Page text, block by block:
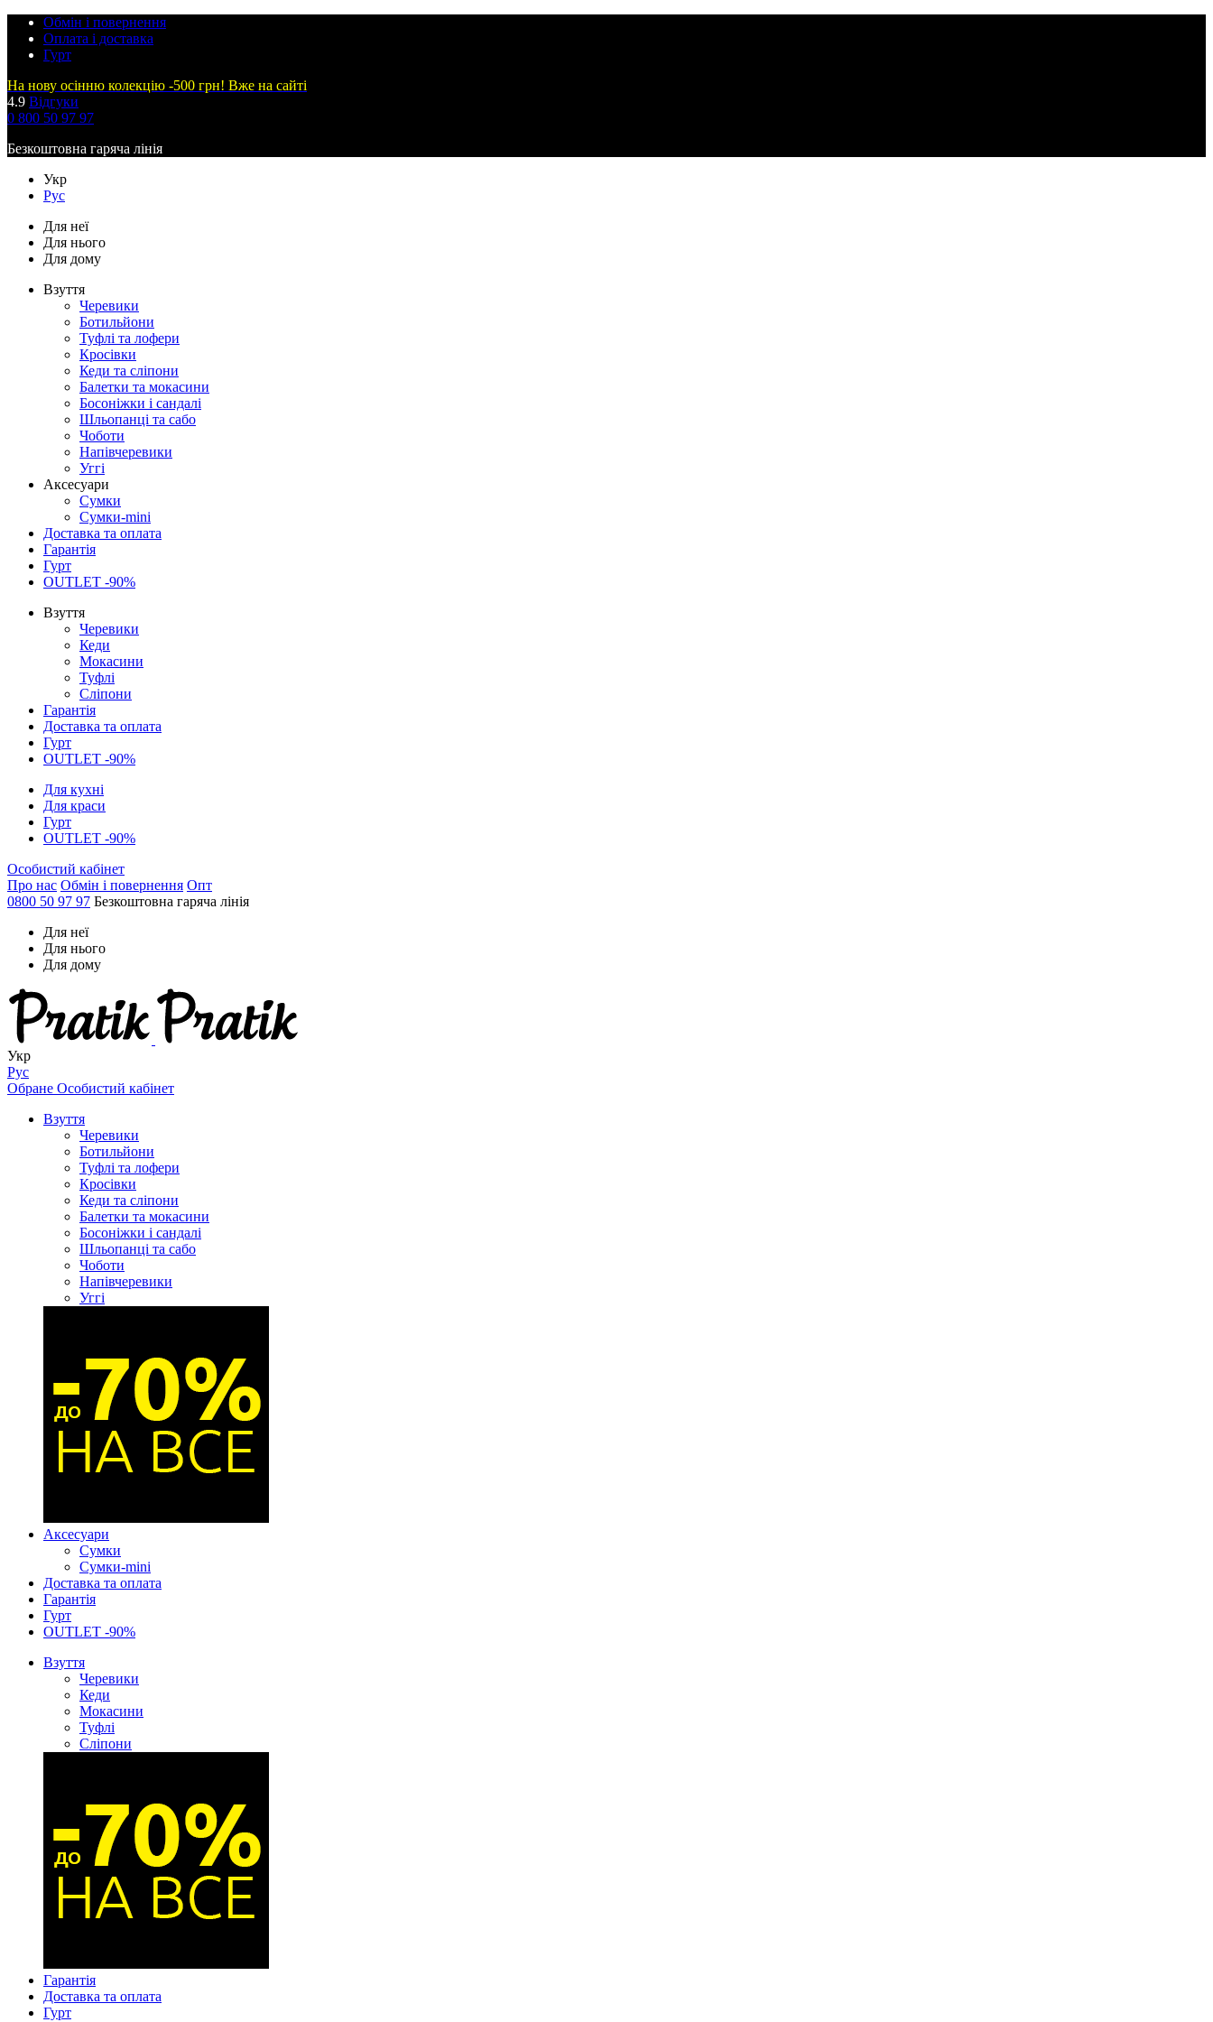
Обмін і повернення
Оплата і доставка
Гурт
На нову осінню колекцію -500 грн! Вже на сайті
4.9 Відгуки
0 800 50 97 97
Безкоштовна гаряча лінія
Укр
Рус
Для неї
Для нього
Для дому
Взуття
Черевики
Ботильйони
Туфлі та лофери
Кросівки
Кеди та сліпони
Балетки та мокасини
Босоніжки і сандалі
Шльопанці та сабо
Чоботи
Напівчеревики
Уггі
Аксесуари
Сумки
Сумки-mini
Доставка та оплата
Гарантія
Гурт
OUTLET -90%
Взуття
Черевики
Кеди
Мокасини
Туфлі
Сліпони
Гарантія
Доставка та оплата
Гурт
OUTLET -90%
Для кухні
Для краси
Гурт
OUTLET -90%
Особистий кабінет
Про нас Обмін і повернення Опт
0800 50 97 97 Безкоштовна гаряча лінія
Для неї
Для нього
Для дому
Укр
Рус
Обране Особистий кабінет
Взуття
Черевики
Ботильйони
Туфлі та лофери
Кросівки
Кеди та сліпони
Балетки та мокасини
Босоніжки і сандалі
Шльопанці та сабо
Чоботи
Напівчеревики
Уггі
Аксесуари
Сумки
Сумки-mini
Доставка та оплата
Гарантія
Гурт
OUTLET -90%
Взуття
Черевики
Кеди
Мокасини
Туфлі
Сліпони
Гарантія
Доставка та оплата
Гурт